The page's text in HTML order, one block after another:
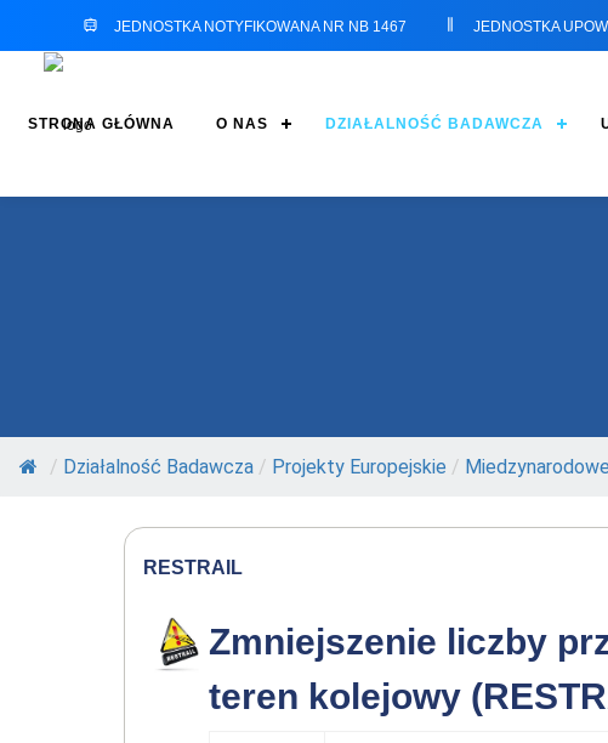
JEDNOSTKA NOTYFIKOWANA NR NB 1467 JEDNOSTKA
STRONA GŁÓWNA O NAS DZIAŁALNOŚĆ BADAWCZA
/ Działalność Badawcza / Projekty Europejskie / Miedzynarodowe
RESTRAIL
Zmniejszenie liczby
teren kolejowy